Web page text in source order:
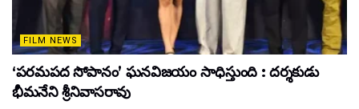
FILM NEWS
‘పరమపద సోపానం’ ఘనవిజయం సాధిస్తుంది : దర్శకుడు
భీమనేని శ్రీనివాసరావు